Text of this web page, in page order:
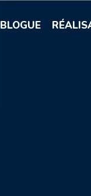
BLOGUE